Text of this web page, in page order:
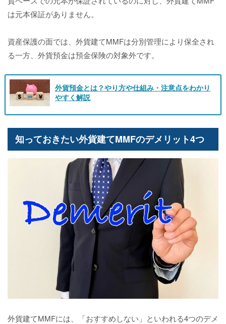
は元本保証がありません。
資産保護の面では、外貨建てMMFは分別管理により保全され
る一方、外貨預金は預金保険の対象外です。
外貨預金とは？やり方や仕組み・注意点をわかり
やすく解説
知っておきたい外貨建てMMFのデメリット4つ
外貨建てMMFには、「おすすめしない」といわれる4つのデメ